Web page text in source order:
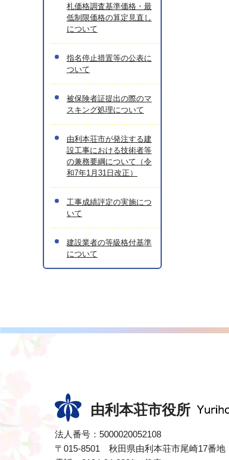
札価格調査基準価格・最
低制限価格の算定見直し
について
指名停止措置等の公表に
ついて
被保険者証提出の際のマ
スキング処理について
由利本荘市が発注する建
設工事における技術者等
の兼務要綱について（令
和7年1月31日改正）
工事成績評定の実施につ
いて
建設業者の等級格付基準
について
由利本荘市役所
法人番号：5000020052108
〒015-8501 秋田県由利本荘市尾崎17番地